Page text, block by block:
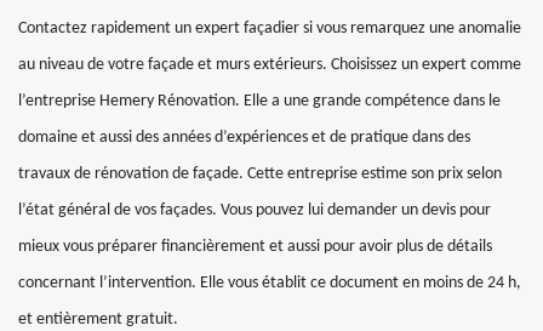
Contactez rapidement un expert façadier si vous remarquez une anomalie
au niveau de votre façade et murs extérieurs. Choisissez un expert comme
l’entreprise Hemery Rénovation. Elle a une grande compétence dans le
domaine et aussi des années d’expériences et de pratique dans des
travaux de rénovation de façade. Cette entreprise estime son prix selon
l’état général de vos façades. Vous pouvez lui demander un devis pour
mieux vous préparer financièrement et aussi pour avoir plus de détails
concernant l’intervention. Elle vous établit ce document en moins de 24 h,
et entièrement gratuit.